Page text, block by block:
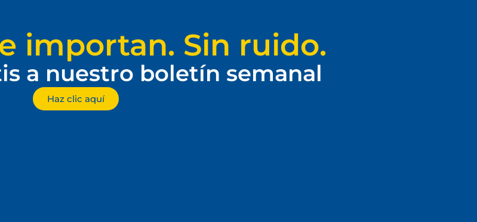
importan. Sin ruido.
a nuestro boletín semanal
Haz clic aquí